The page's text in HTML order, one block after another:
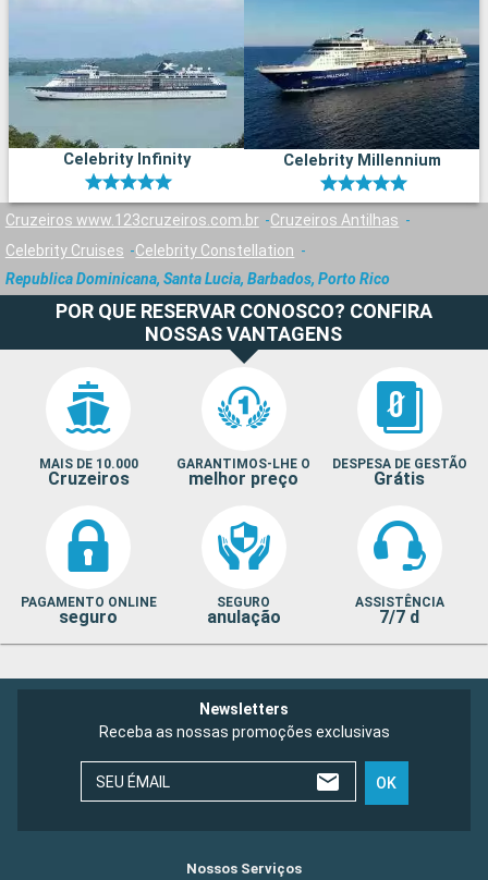
Celebrity Infinity Celebrity Millennium
Cruzeiros www.123cruzeiros.com.br
Cruzeiros Antilhas
Celebrity Cruises
Celebrity Constellation
Republica Dominicana, Santa Lucia, Barbados, Porto Rico
POR QUE RESERVAR CONOSCO? CONFIRA
NOSSAS VANTAGENS
MAIS DE 10.000
Cruzeiros
GARANTIMOS-LHE O
melhor preço
DESPESA DE GESTÃO
Grátis
PAGAMENTO ONLINE
seguro
SEGURO
anulação
ASSISTÊNCIA
7/7 d
Newsletters
Receba as nossas promoções exclusivas
SEU ÉMAIL OK
Nossos Serviços